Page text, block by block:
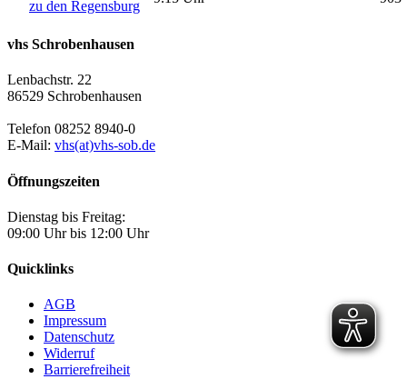
zu den Regensburg
vhs Schrobenhausen
Lenbachstr. 22
86529 Schrobenhausen
Telefon 08252 8940-0
E-Mail: vhs(at)vhs-sob.de
Öffnungszeiten
Dienstag bis Freitag:
09:00 Uhr bis 12:00 Uhr
Quicklinks
AGB
Impressum
Datenschutz
Widerruf
Barrierefreiheit